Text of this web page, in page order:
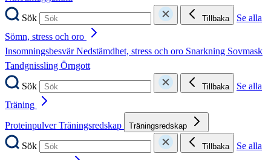
Sök
Tillbaka
Se alla
Sömn, stress och oro
InsomningsbesvärNedstämdhet, stress och oro Snarkning Sovmask
Tandgnissling Örngott
Sök
Tillbaka
Se alla
Träning
ProteinpulverTräningsredskap Träningsredskap
Sök Tillbaka
Se alla